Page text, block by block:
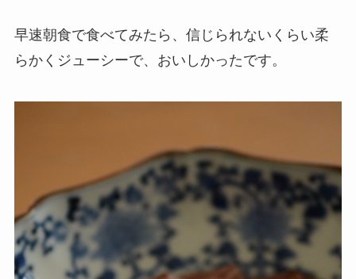
早速朝食で食べてみたら、信じられないくらい柔
らかくジューシーで、おいしかったです。